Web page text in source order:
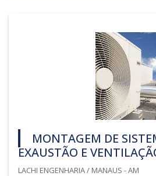
MONTAGEM DE
EXAUSTÃO E
LACHI ENGENHARIA / MANAUS - AM